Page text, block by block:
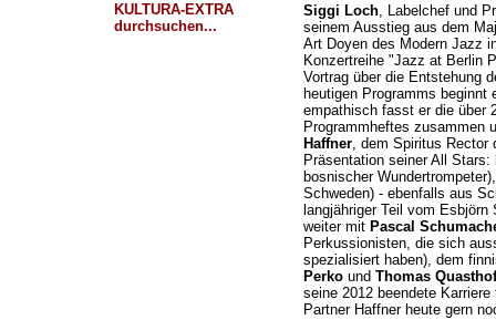
KULTURA-EXTRA
durchsuchen...
Siggi Loch, Labelchef und
seinem Ausstieg aus dem
Art Doyen des Modern Jazz
Konzertreihe "Jazz at Berlin
Vortrag über die Entstehung
heutigen Programms beginnt
empathisch fasst er die über
Programmheftes zusammen
Haffner, dem Spiritus Rector
Präsentation seiner All Stars:
bosnischer
Schweden) - ebenfalls aus
langjähriger Teil vom
weiter mit Pascal
Perkussionisten, die sich
spezialisiert haben), dem
Perkound Thomas
seine 2012 beendete
Partner Haffner heute gern